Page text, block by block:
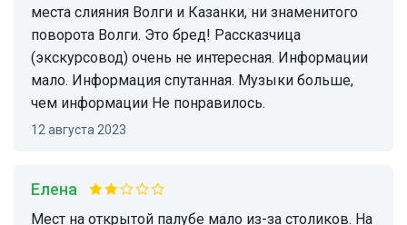
места слияния Волги и Казанки, ни знаменитого
поворота Волги. Это бред! Рассказчица
(экскурсовод) очень не интересная. Информации
мало. Информация спутанная. Музыки больше,
чем информации Не понравилось.
12 августа 2023
Елена
Мест на открытой палубе мало из-за столиков. На